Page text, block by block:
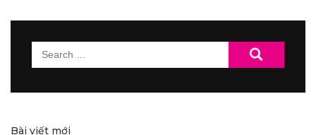
Search
for:
Bài viết mới